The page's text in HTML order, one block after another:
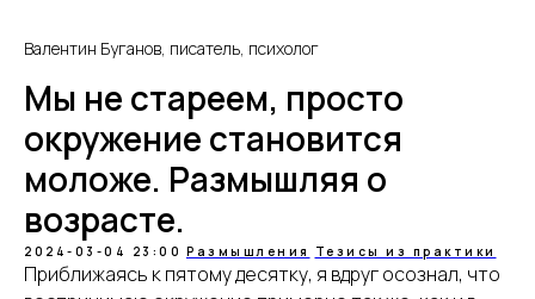
Валентин Буганов, писатель, психолог
Мы не стареем, просто
окружение становится
моложе. Размышляя о
возрасте.
2024-03-04 23:00 Размышления Тезисы из практики
Приближаясь к пятому десятку, я вдруг осознал, что